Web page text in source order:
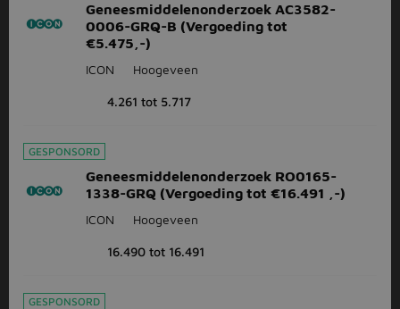
Geneesmiddelenonderzoek AC3582-
0006-GRQ-B (Vergoeding tot
€5.475,-)
ICON Hoogeveen
4.261 tot 5.717
GESPONSORD
Geneesmiddelenonderzoek RO0165-
1338-GRQ (Vergoeding tot €16.491 ,-)
ICON Hoogeveen
16.490 tot 16.491
GESPONSORD